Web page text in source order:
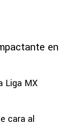
en
Liga MX
cara al